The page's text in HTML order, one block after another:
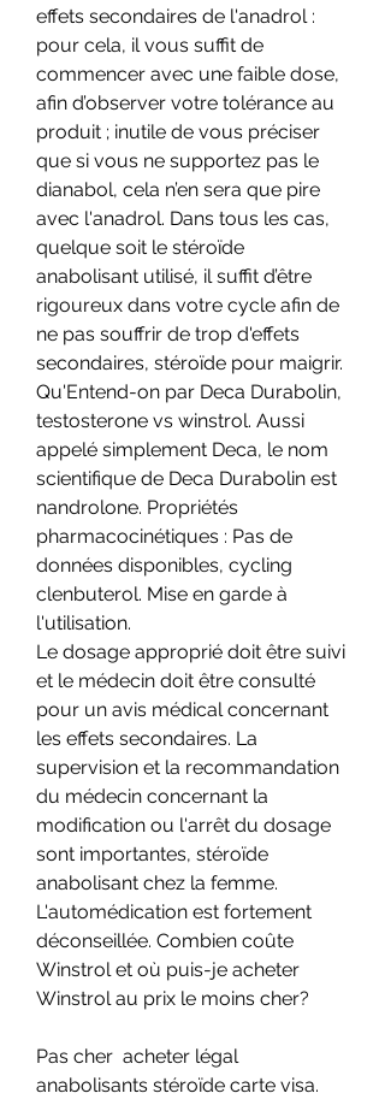
effets secondaires de l'anadrol :
pour cela, il vous suffit de
commencer avec une faible dose,
afin d’observer votre tolérance au
produit ; inutile de vous préciser
que si vous ne supportez pas le
dianabol, cela n’en sera que pire
avec l'anadrol. Dans tous les cas,
quelque soit le stéroïde
anabolisant utilisé, il suffit d’être
rigoureux dans votre cycle afin de
ne pas souffrir de trop d'effets
secondaires, stéroïde pour maigrir.
Qu'Entend-on par Deca Durabolin,
testosterone vs winstrol. Aussi
appelé simplement Deca, le nom
scientifique de Deca Durabolin est
nandrolone. Propriétés
pharmacocinétiques : Pas de
données disponibles, cycling
clenbuterol. Mise en garde à
l'utilisation.
Le dosage approprié doit être suivi
et le médecin doit être consulté
pour un avis médical concernant
les effets secondaires. La
supervision et la recommandation
du médecin concernant la
modification ou l'arrêt du dosage
sont importantes, stéroïde
anabolisant chez la femme.
L'automédication est fortement
déconseillée. Combien coûte
Winstrol et où puis-je acheter
Winstrol au prix le moins cher?
Pas cher  acheter légal
anabolisants stéroïde carte visa.